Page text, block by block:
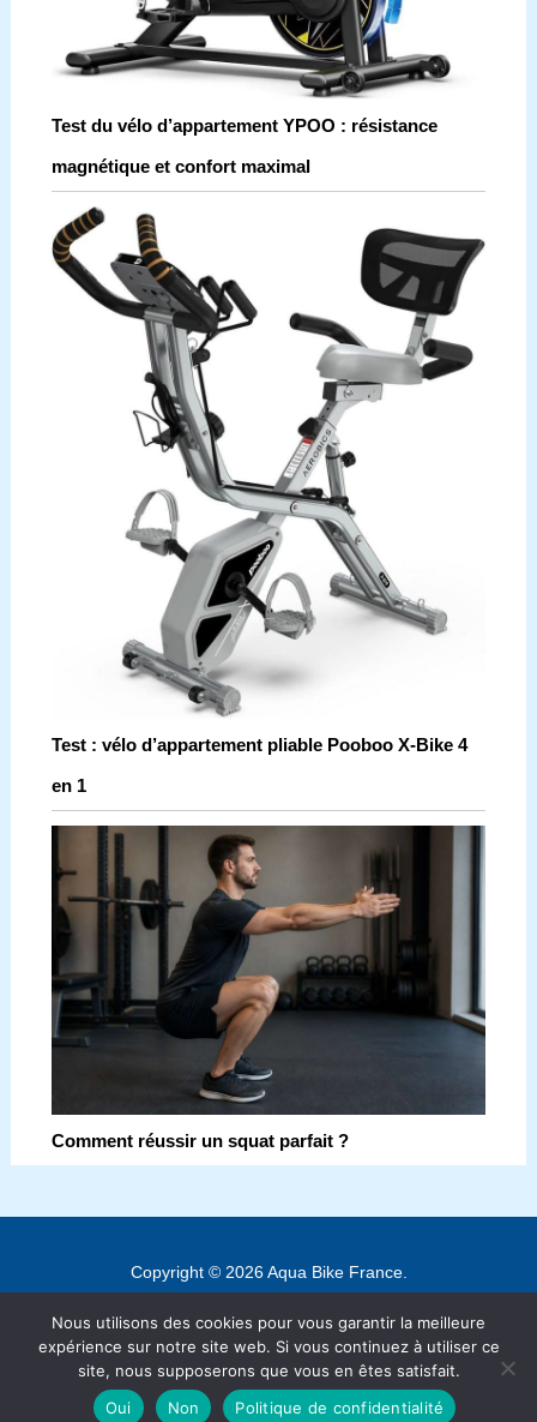
Test du vélo d’appartement YPOO : résistance
magnétique et confort maximal
Test : vélo d’appartement pliable Pooboo X-Bike 4
en 1
Comment réussir un squat parfait ?
Copyright © 2026 Aqua Bike France.
Contact
Mentions légales
Politique de confidentialité
Nous utilisons des cookies pour vous garantir la meilleure
expérience sur notre site web. Si vous continuez à utiliser ce
site, nous supposerons que vous en êtes satisfait.
Oui
Non Politique de confidentialité